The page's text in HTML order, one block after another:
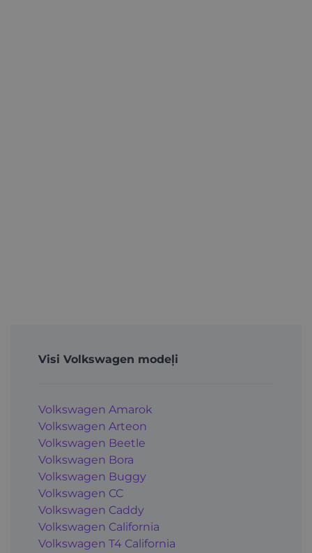
Visi Volkswagen modeļi
Volkswagen Amarok
Volkswagen Arteon
Volkswagen Beetle
Volkswagen Bora
Volkswagen Buggy
Volkswagen CC
Volkswagen Caddy
Volkswagen California
Volkswagen T4 California